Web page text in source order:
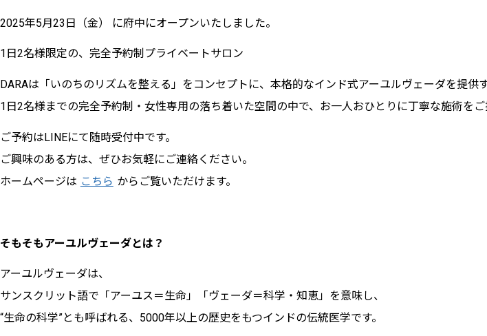
2025年5月23日（金） に府中にオープンいたしました。
1日2名様限定の、完全予約制プライベートサロン
DARAは「いのちのリズムを整える」をコンセプトに、本格的なインド式アーユルヴェーダを提供
1日2名様までの完全予約制・女性専用の落ち着いた空間の中で、お一人おひとりに丁寧な施術をご
ご予約はLINEにて随時受付中です。
ご興味のある方は、ぜひお気軽にご連絡ください。
ホームページは こちら からご覧いただけます。
そもそもアーユルヴェーダとは？
アーユルヴェーダは、
サンスクリット語で「アーユス＝生命」「ヴェーダ＝科学・知恵」を意味し、
“生命の科学”とも呼ばれる、5000年以上の歴史をもつインドの伝統医学です。